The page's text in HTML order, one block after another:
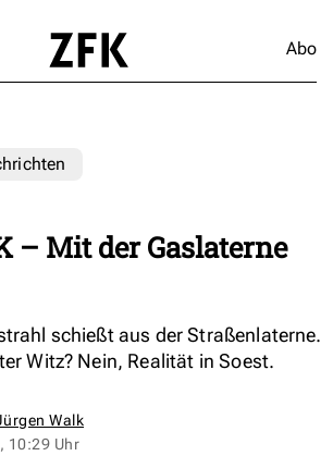
Abo
– Mit der Gaslaterne
schießt aus der Straßenlaterne.
Witz? Nein, Realität in Soest.
Walk
10:29 Uhr